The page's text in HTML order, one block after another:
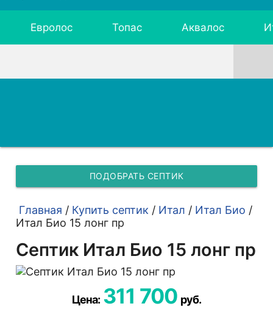
Евролос Топас Аквалос
ПОДОБРАТЬ СЕПТИК
Главная / Купить септик / Итал / Итал Био /
Итал Био 15 лонг пр
Септик Итал Био 15 лонг пр
Цена: 311 700 руб.